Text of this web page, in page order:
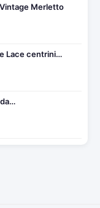
Merletto
Lace centrini…